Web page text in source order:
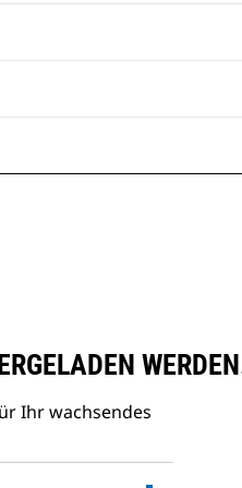
Ihr wachsendes